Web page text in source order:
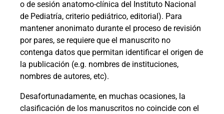
o de sesión anatomo-clínica del Instituto Nacional
de Pediatría, criterio pediátrico, editorial). Para
mantener anonimato durante el proceso de revisión
por pares, se requiere que el manuscrito no
contenga datos que permitan identificar el origen de
la publicación (e.g. nombres de instituciones,
nombres de autores, etc).
Desafortunadamente, en muchas ocasiones, la
clasificación de los manuscritos no coincide con el